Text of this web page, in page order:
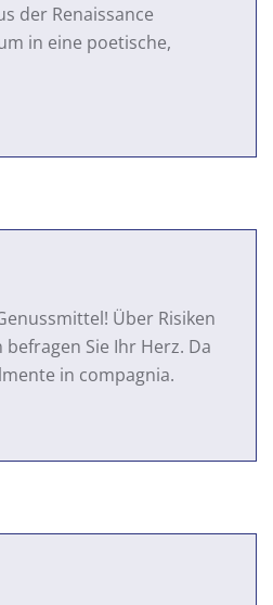
der Renaissance
in eine poetische,
Über Risiken
Sie Ihr Herz. Da
in compagnia.